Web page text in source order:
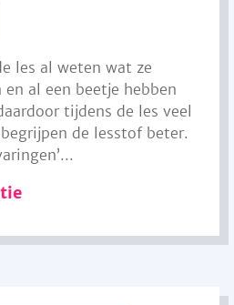
les al weten wat ze
al een beetje hebben
tijdens de les veel
de lesstof beter.